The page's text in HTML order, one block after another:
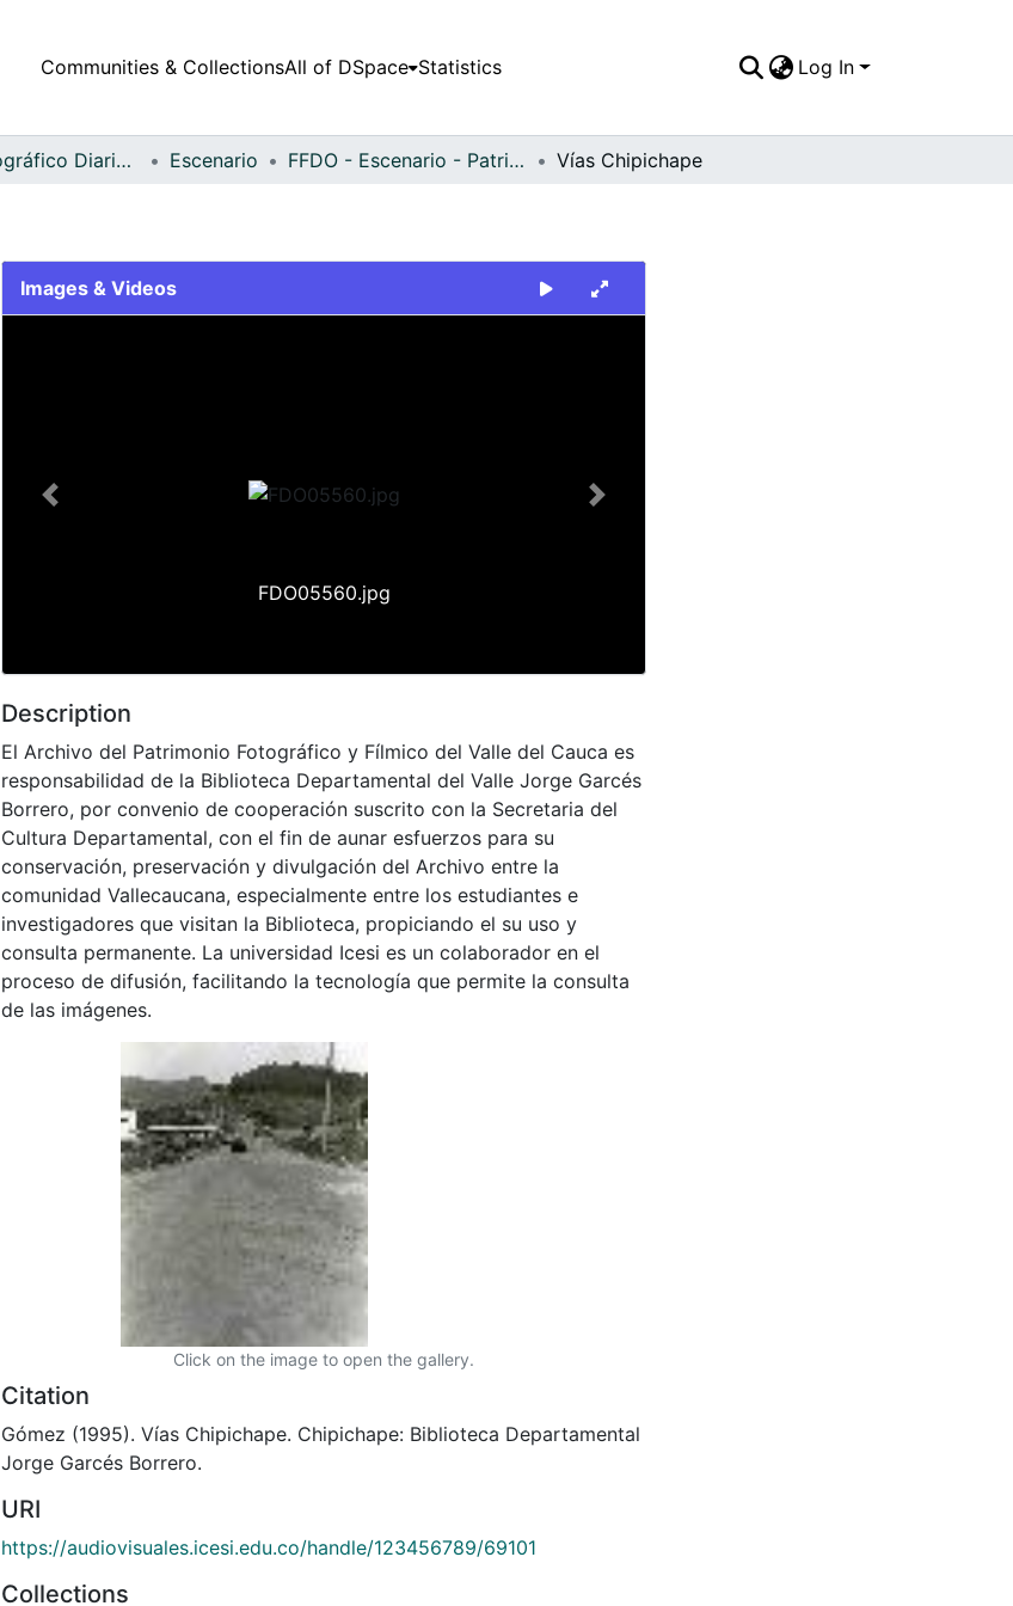
Communities & CollectionsAll of DSpace Statistics Log In
Fondo Fotográfico Diario Occidente Escenario FFDO - Escenario - Patrimonial Vías Chipichape
Images & Videos
FDO05560.jpg
Previous Next
Description
El Archivo del Patrimonio Fotográfico y Fílmico del Valle del Cauca es
responsabilidad de la Biblioteca Departamental del Valle Jorge Garcés
Borrero, por convenio de cooperación suscrito con la Secretaria del
Cultura Departamental, con el fin de aunar esfuerzos para su
conservación, preservación y divulgación del Archivo entre la
comunidad Vallecaucana, especialmente entre los estudiantes e
investigadores que visitan la Biblioteca, propiciando el su uso y
consulta permanente. La universidad Icesi es un colaborador en el
proceso de difusión, facilitando la tecnología que permite la consulta
de las imágenes.
Click on the image to open the gallery.
Citation
Gómez (1995). Vías Chipichape. Chipichape: Biblioteca Departamental
Jorge Garcés Borrero.
URI
https://audiovisuales.icesi.edu.co/handle/123456789/69101
Collections